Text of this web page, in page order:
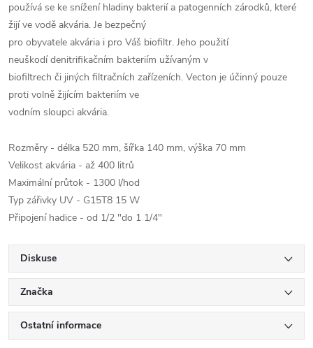
používá se ke snížení hladiny bakterií a patogenních zárodků, které
žijí ve vodě akvária. Je bezpečný
pro obyvatele akvária i pro Váš biofiltr. Jeho použití
neuškodí denitrifikačním bakteriím užívaným v
biofiltrech či jiných filtračních zařízeních. Vecton je účinný pouze
proti volně žijícím bakteriím ve
vodním sloupci akvária.
Rozměry - délka 520 mm, šířka 140 mm, výška 70 mm
Velikost akvária - až 400 litrů
Maximální průtok - 1300 l/hod
Typ zářivky UV - G15T8 15 W
Připojení hadice - od 1/2 "do 1 1/4"
Diskuse
Značka
Ostatní informace